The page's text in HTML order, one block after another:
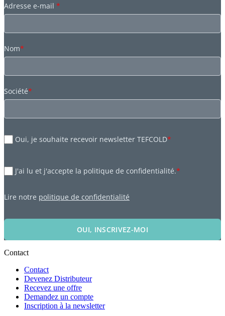
Adresse e-mail *
Nom*
Société*
Oui, je souhaite recevoir newsletter TEFCOLD*
J'ai lu et j'accepte la politique de confidentialité.*
Lire notre politique de confidentialité
OUI, INSCRIVEZ-MOI
Contact
Contact
Devenez Distributeur
Recevez une offre
Demandez un compte
Inscription à la newsletter